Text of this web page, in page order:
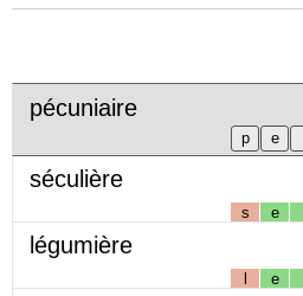
pécuniaire
séculière
s e
légumière
l e